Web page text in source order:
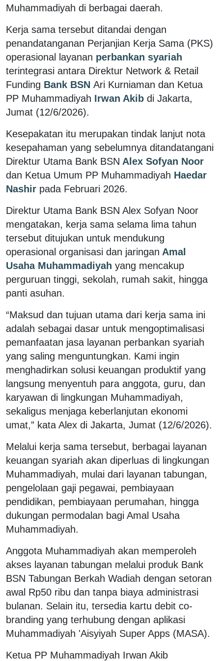
Muhammadiyah di berbagai daerah.
Kerja sama tersebut ditandai dengan
penandatanganan Perjanjian Kerja Sama (PKS)
operasional layanan perbankan syariah
terintegrasi antara Direktur Network & Retail
Funding Bank BSN Ari Kurniaman dan Ketua
PP Muhammadiyah Irwan Akib di Jakarta,
Jumat (12/6/2026).
Kesepakatan itu merupakan tindak lanjut nota
kesepahaman yang sebelumnya ditandatangani
Direktur Utama Bank BSN Alex Sofyan Noor
dan Ketua Umum PP Muhammadiyah Haedar
Nashir pada Februari 2026.
Direktur Utama Bank BSN Alex Sofyan Noor
mengatakan, kerja sama selama lima tahun
tersebut ditujukan untuk mendukung
operasional organisasi dan jaringan Amal
Usaha Muhammadiyah yang mencakup
perguruan tinggi, sekolah, rumah sakit, hingga
panti asuhan.
“Maksud dan tujuan utama dari kerja sama ini
adalah sebagai dasar untuk mengoptimalisasi
pemanfaatan jasa layanan perbankan syariah
yang saling menguntungkan. Kami ingin
menghadirkan solusi keuangan produktif yang
langsung menyentuh para anggota, guru, dan
karyawan di lingkungan Muhammadiyah,
sekaligus menjaga keberlanjutan ekonomi
umat,” kata Alex di Jakarta, Jumat (12/6/2026).
Melalui kerja sama tersebut, berbagai layanan
keuangan syariah akan diperluas di lingkungan
Muhammadiyah, mulai dari layanan tabungan,
pengelolaan gaji pegawai, pembiayaan
pendidikan, pembiayaan perumahan, hingga
dukungan permodalan bagi Amal Usaha
Muhammadiyah.
Anggota Muhammadiyah akan memperoleh
akses layanan tabungan melalui produk Bank
BSN Tabungan Berkah Wadiah dengan setoran
awal Rp50 ribu dan tanpa biaya administrasi
bulanan. Selain itu, tersedia kartu debit co-
branding yang terhubung dengan aplikasi
Muhammadiyah 'Aisyiyah Super Apps (MASA).
Ketua PP Muhammadiyah Irwan Akib